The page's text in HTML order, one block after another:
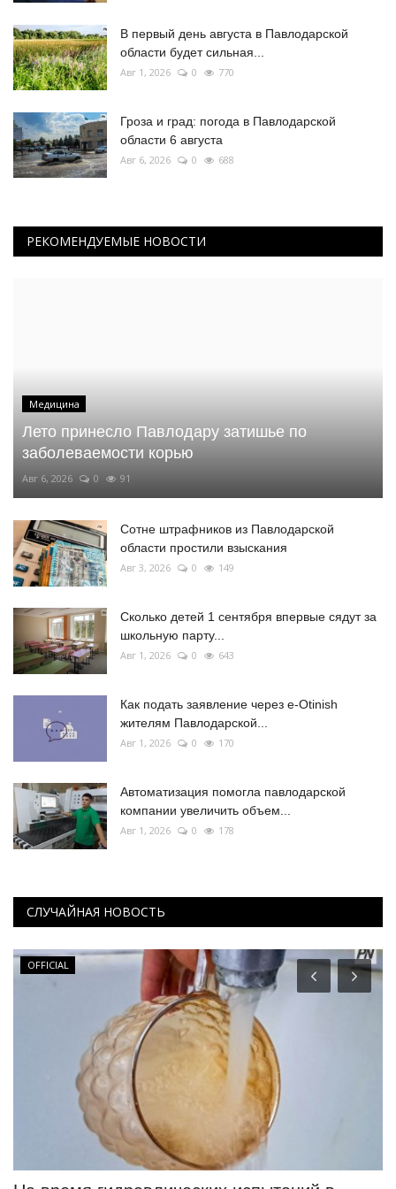
В первый день августа в Павлодарской
области будет сильная...
Авг 1, 2026 0 770
Гроза и град: погода в Павлодарской
области 6 августа
Авг 6, 2026 0 688
РЕКОМЕНДУЕМЫЕ НОВОСТИ
Медицина
Лето принесло Павлодару затишье по
заболеваемости корью
Авг 6, 2026 0 91
Сотне штрафников из Павлодарской
области простили взыскания
Авг 3, 2026 0 149
Сколько детей 1 сентября впервые сядут за
школьную парту...
Авг 1, 2026 0 643
Как подать заявление через e-Otinish
жителям Павлодарской...
Авг 1, 2026 0 170
Автоматизация помогла павлодарской
компании увеличить объем...
Авг 1, 2026 0 178
СЛУЧАЙНАЯ НОВОСТЬ
OFFICIAL